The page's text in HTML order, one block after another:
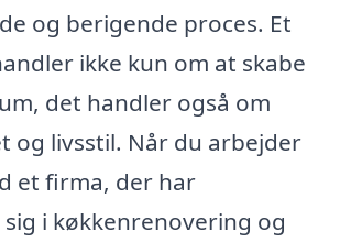
og berigende proces. Et
ikke kun om at skabe
det handler også om
og livsstil. Når du arbejder
et firma, der har
i køkkenrenovering og